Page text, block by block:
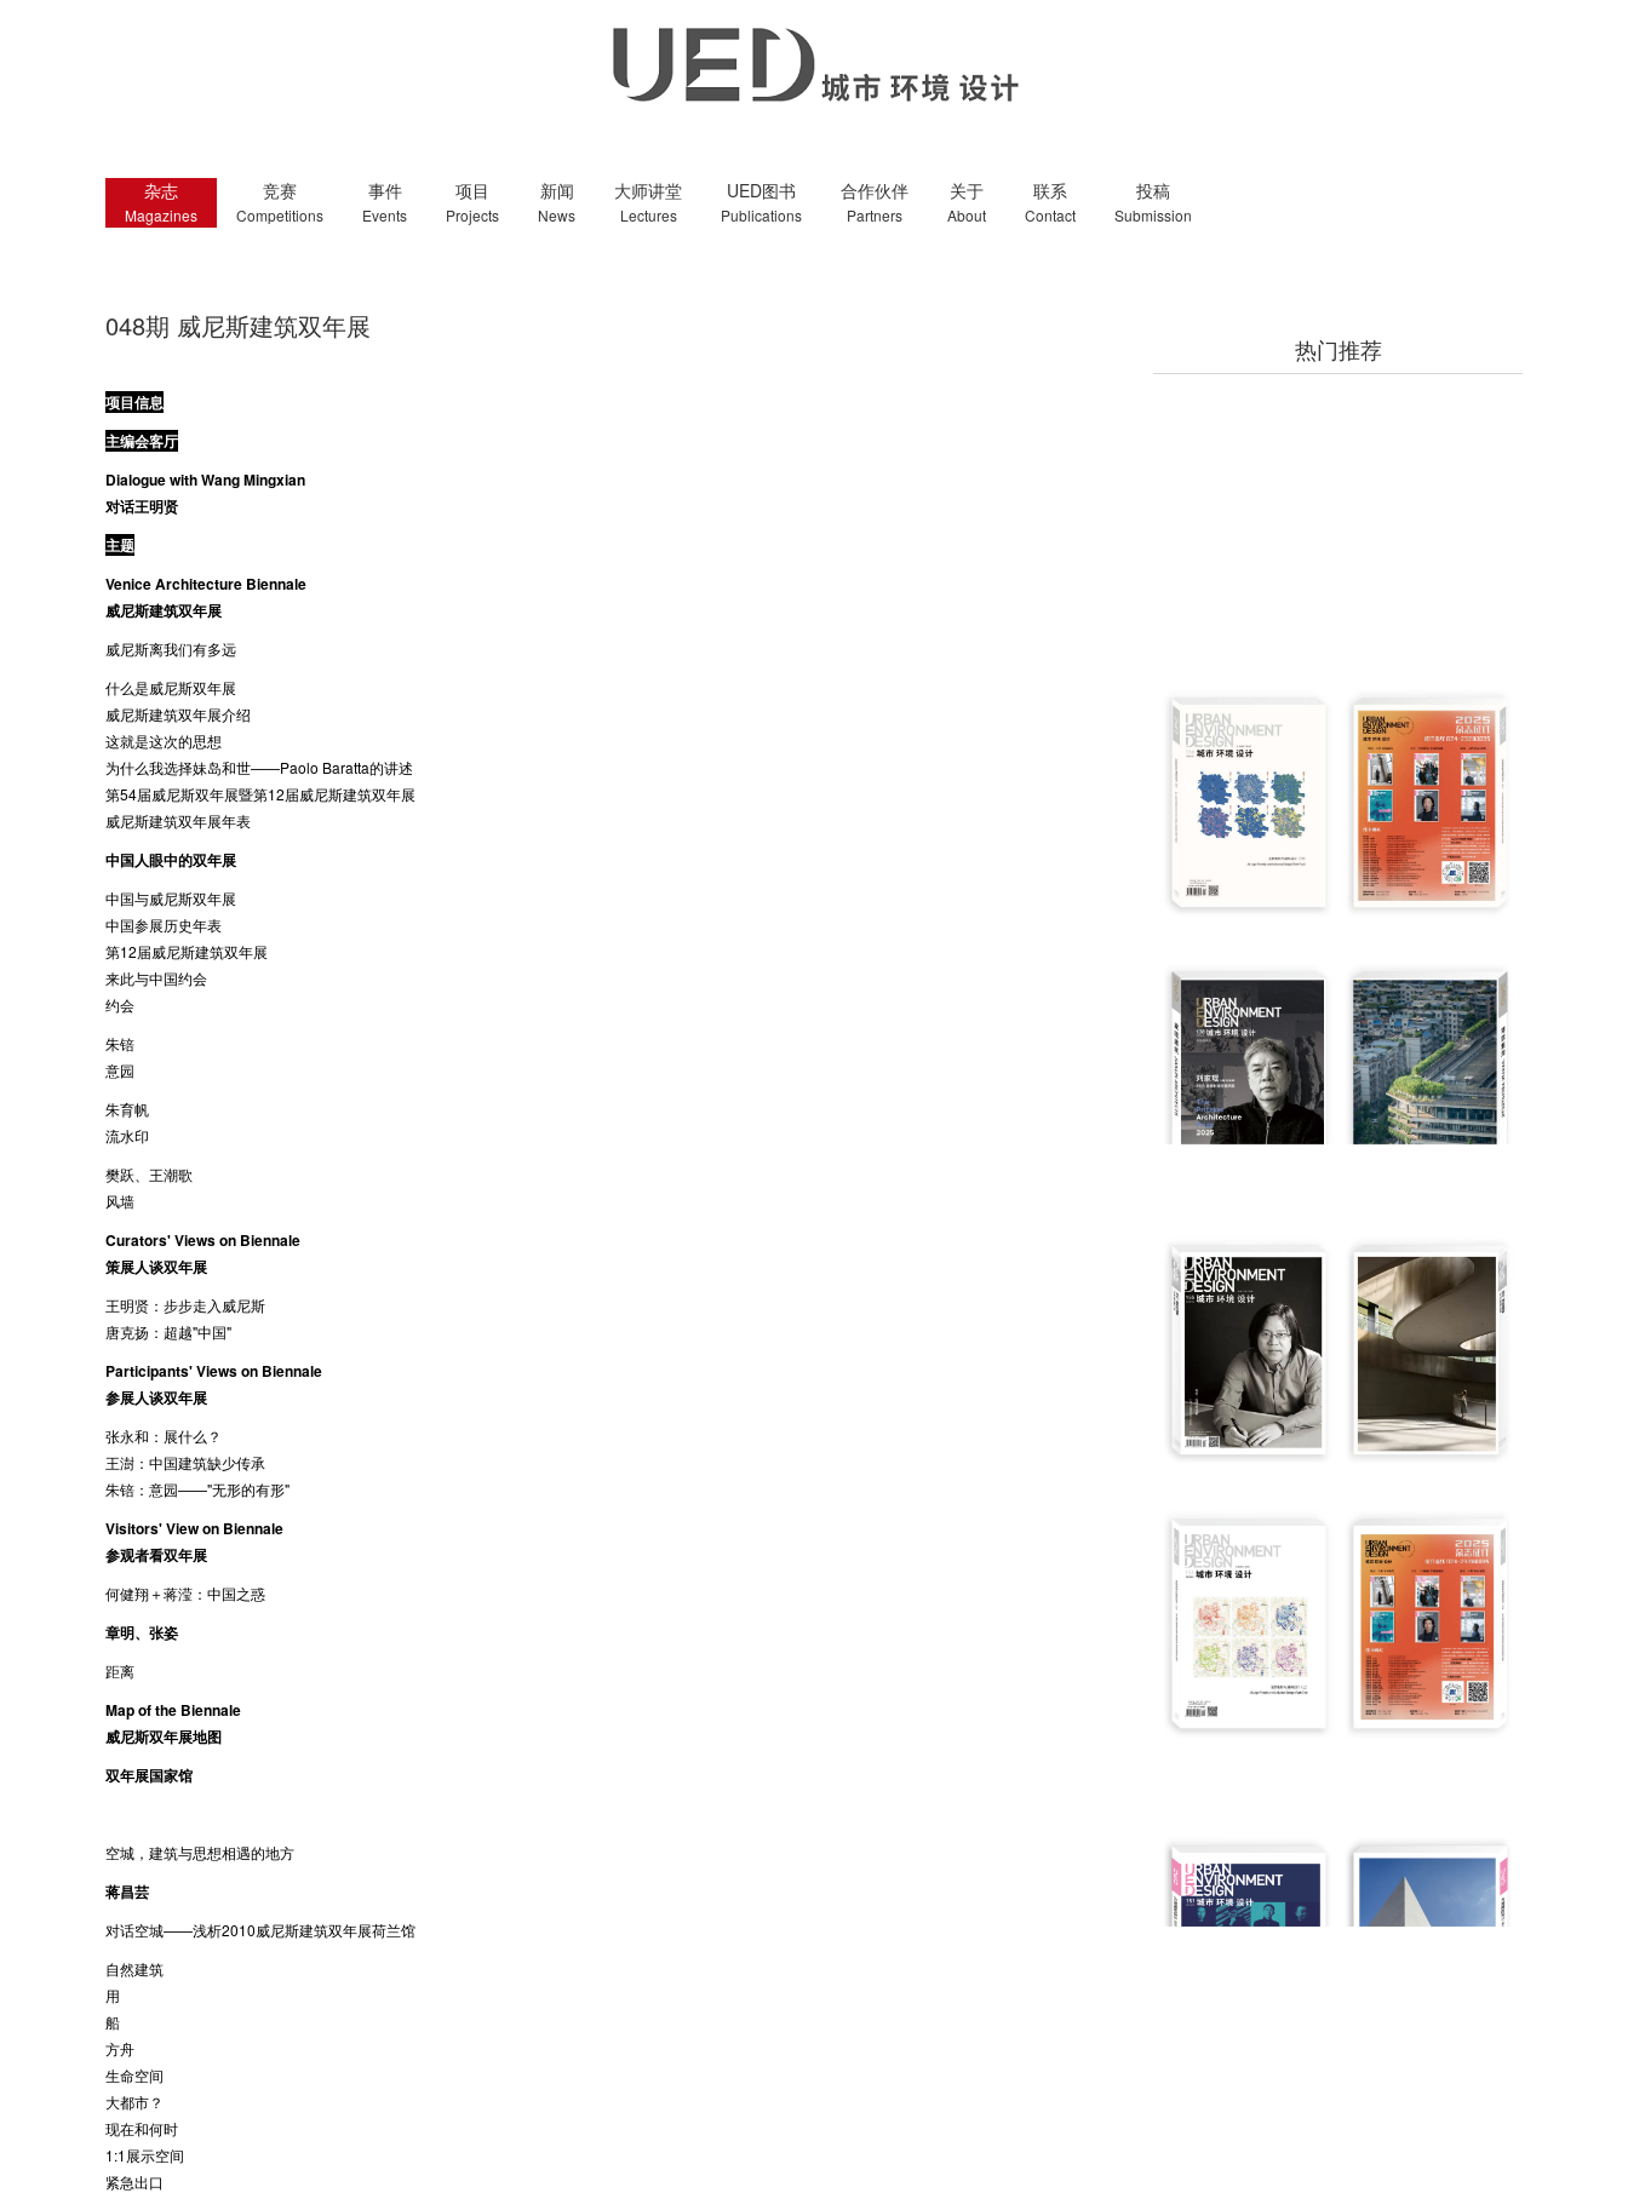
杂志
Magazines
竞赛
Competitions
事件
Events
项目
Projects
新闻
News
大师讲堂
Lectures
UED图书
Publications
合作伙伴
Partners
关于
About
联系
Contact
投稿
Submission
048期 威尼斯建筑双年展
项目信息
主编会客厅
Dialogue with Wang Mingxian
对话王明贤
主题
Venice Architecture Biennale
威尼斯建筑双年展
威尼斯离我们有多远
什么是威尼斯双年展
威尼斯建筑双年展介绍
这就是这次的思想
为什么我选择妹岛和世——Paolo Baratta的讲述
第54届威尼斯双年展暨第12届威尼斯建筑双年展
威尼斯建筑双年展年表
中国人眼中的双年展
中国与威尼斯双年展
中国参展历史年表
第12届威尼斯建筑双年展
来此与中国约会
约会
朱锫
意园
朱育帆
流水印
樊跃、王潮歌
风墙
Curators' Views on Biennale
策展人谈双年展
王明贤：步步走入威尼斯
唐克扬：超越"中国"
Participants' Views on Biennale
参展人谈双年展
张永和：展什么？
王澍：中国建筑缺少传承
朱锫：意园——"无形的有形"
Visitors' View on Biennale
参观者看双年展
何健翔＋蒋滢：中国之惑
章明、张姿
距离
Map of the Biennale
威尼斯双年展地图
双年展国家馆
空城，建筑与思想相遇的地方
蒋昌芸
对话空城——浅析2010威尼斯建筑双年展荷兰馆
自然建筑
用
船
方舟
生命空间
大都市？
现在和何时
1:1展示空间
紧急出口
热门推荐